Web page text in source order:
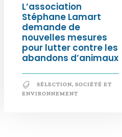
L’association
Stéphane Lamart
demande de
nouvelles mesures
pour lutter contre les
abandons d’animaux
SÉLECTION, SOCIÉTÉ ET
ENVIRONNEMENT